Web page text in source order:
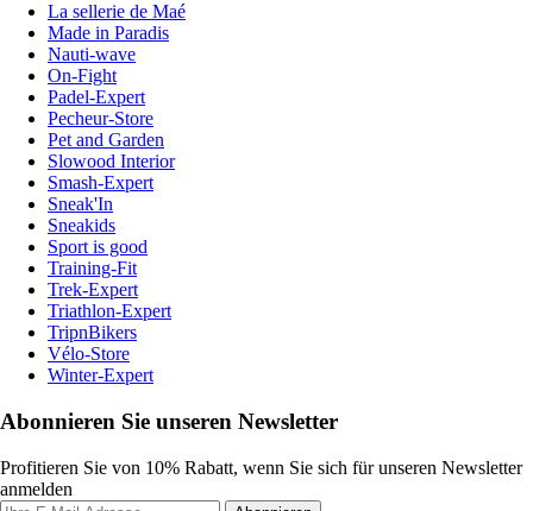
La sellerie de Maé
Made in Paradis
Nauti-wave
On-Fight
Padel-Expert
Pecheur-Store
Pet and Garden
Slowood Interior
Smash-Expert
Sneak'In
Sneakids
Sport is good
Training-Fit
Trek-Expert
Triathlon-Expert
TripnBikers
Vélo-Store
Winter-Expert
Abonnieren Sie unseren Newsletter
Profitieren Sie von 10% Rabatt, wenn Sie sich für unseren Newsletter
anmelden